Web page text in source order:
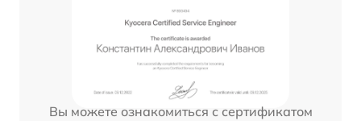
Вы можете ознакомиться с сертификатом